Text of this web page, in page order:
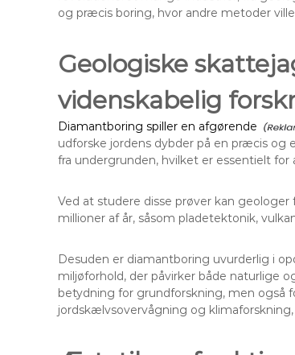
og præcis boring, hvor andre metoder
Geologiske
videnskabelig
Diamantboring spiller en afgørende
udforske jordens dybder på en præcis
fra undergrunden, hvilket er essentielt
Ved at studere disse prøver kan
millioner af år, såsom pladetektonik,
Desuden er diamantboring uvurderlig i
miljøforhold, der påvirker både naturlige
betydning for grundforskning, men også
jordskælvsovervågning og